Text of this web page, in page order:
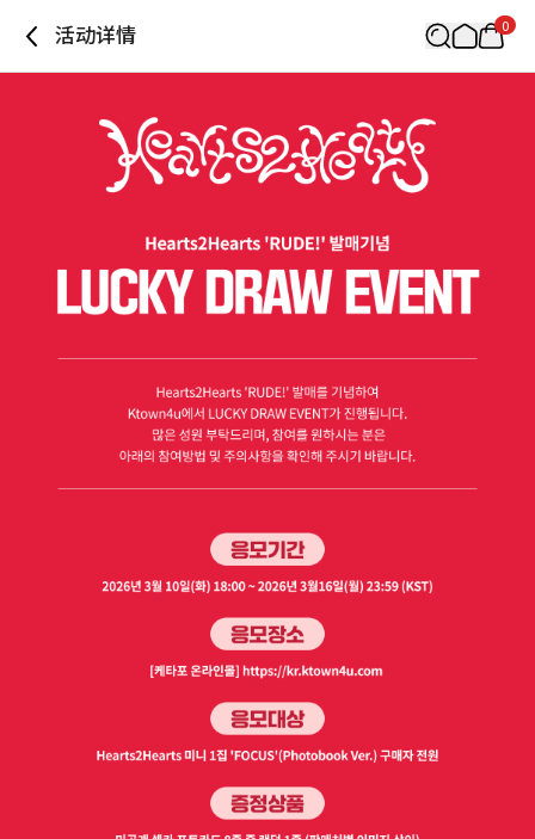
活动详情 0